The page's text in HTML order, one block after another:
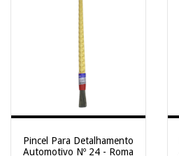
Pincel Para Detalhamento
Automotivo Nº 24 - Roma